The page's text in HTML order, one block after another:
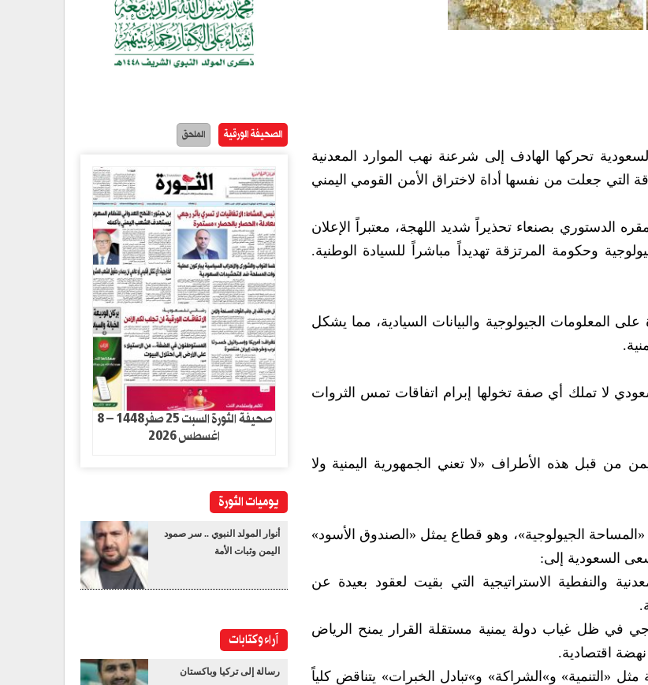
تحركها الهادف إلى شرعنة نهب الموارد المعدنية
التي جعلت من نفسها أداة لاختراق الأمن القومي اليمني
بصنعاء تحذيراً شديد اللهجة، معتبراً الإعلان
وحكومة المرتزقة تهديداً مباشراً للسيادة الوطنية.
المعلومات الجيولوجية والبيانات السيادية، مما يشكل
لا تملك أي صفة تخولها إبرام اتفاقات تمس الثروات
قبل هذه الأطراف «لا تعني الجمهورية اليمنية ولا
الجيولوجية»، وهو قطاع يمثل «الصندوق الأسود»
السعودية إلى:
والنفطية الاستراتيجية التي بقيت لعقود بعيدة عن
في ظل غياب دولة يمنية مستقلة القرار يمنح الرياض
اقتصادية.
«التنمية» و»الشراكة» و»تبادل الخبرات» يتناقض كلياً
الصحيفة الورقية الملحق
صحيفة الثورة السبت 25 صفر1448 – 8
اغسطس 2026
يوميات الثورة
أنوار المولد النبوي .. سر صمود
اليمن وثبات الأمة
آراء وكتابات
رسالة إلى تركيا وباكستان